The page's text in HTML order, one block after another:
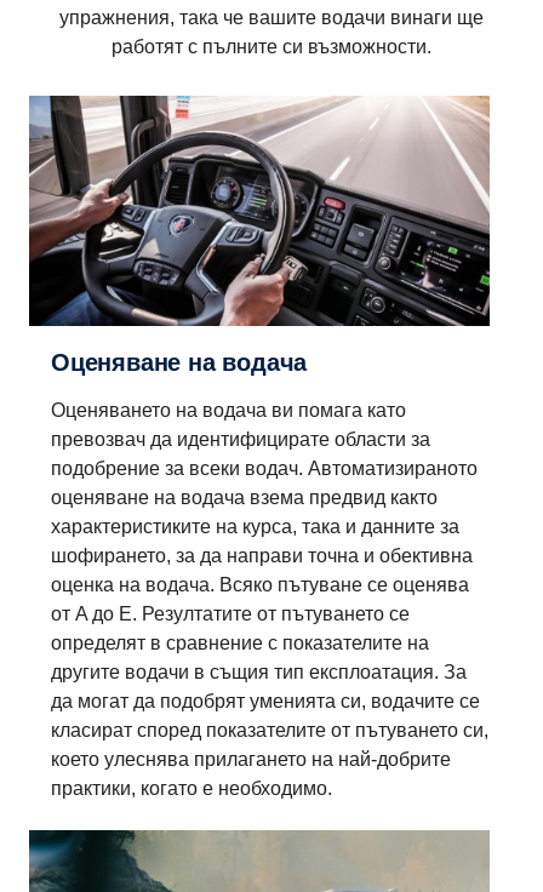
упражнения, така че вашите водачи винаги ще
работят с пълните си възможности.
Оценяване на водача
Оценяването на водача ви помага като
превозвач да идентифицирате области за
подобрение за всеки водач. Автоматизираното
оценяване на водача взема предвид както
характеристиките на курса, така и данните за
шофирането, за да направи точна и обективна
оценка на водача. Всяко пътуване се оценява
от A до E. Резултатите от пътуването се
определят в сравнение с показателите на
другите водачи в същия тип експлоатация. За
да могат да подобрят уменията си, водачите се
класират според показателите от пътуването си,
което улеснява прилагането на най-добрите
практики, когато е необходимо.